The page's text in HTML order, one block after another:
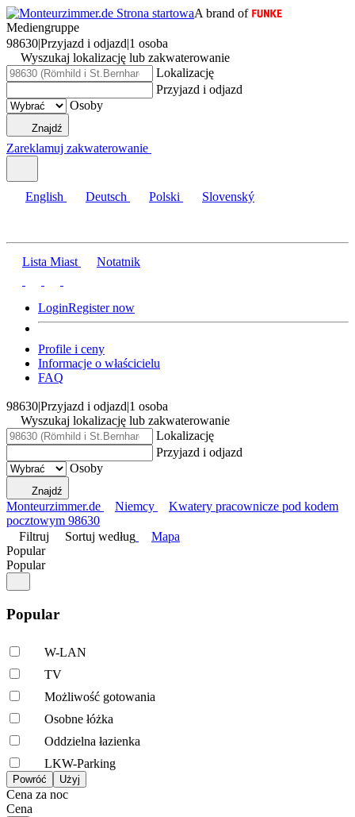
A brand of
Mediengruppe
98630|Przyjazd i odjazd|1 osoba
Wyszukaj lokalizację lub zakwaterowanie
Lokalizację
Przyjazd i odjazd
Osoby
Znajdź
Zareklamuj zakwaterowanie
English Deutsch Polski Slovenský
Lista Miast Notatnik
LoginRegister now
Profile i ceny
Informacje o właścicielu
FAQ
98630|Przyjazd i odjazd|1 osoba
Wyszukaj lokalizację lub zakwaterowanie
Lokalizację
Przyjazd i odjazd
Osoby
Znajdź
Monteurzimmer.de Niemcy
Kwatery pracownicze pod kodem
pocztowym 98630
Filtruj
Sortuj według
Mapa
Popular
Popular
Popular
W-LAN
TV
Możliwość gotowania
Osobne łóżka
Oddzielna łazienka
LKW-Parking
Cena za noc
Cena